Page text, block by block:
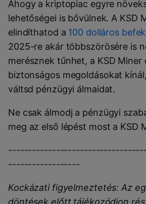
Ahogy a kriptopiac egyre
lehetőségei is bővülnek. A KSD
elindíthatod a 100 dolláros
2025-re akár többszörösére is
merésznek tűnhet, a KSD Miner
biztonságos megoldásokat
váltsd pénzügyi álmaidat.
Ne csak álmodj a pénzügyi
meg az első lépést most a KSD
------------------
Kockázati figyelmeztetés: Az
döntések előtt tájékozódjon